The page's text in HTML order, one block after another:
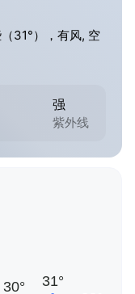
31°），有风, 空
强
紫外线